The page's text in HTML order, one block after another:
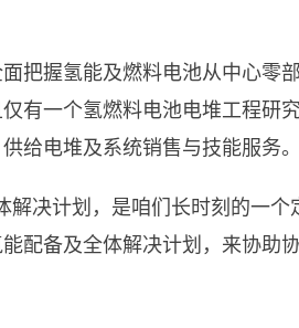
把握氢能及燃料电池从中心
有一个氢燃料电池电堆工程研
给电堆及系统销售与技能服务。
解决计划，是咱们长时刻的一
配备及全体解决计划，来协助